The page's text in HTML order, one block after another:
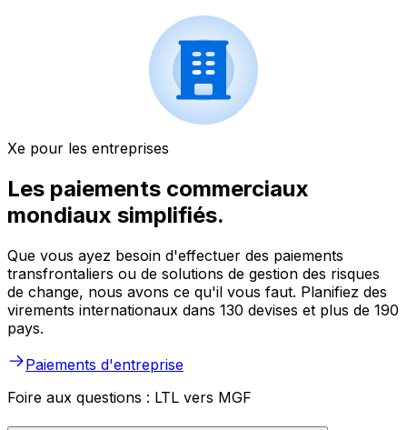
Xe pour les entreprises
Les paiements commerciaux
mondiaux simplifiés.
Que vous ayez besoin d'effectuer des paiements
transfrontaliers ou de solutions de gestion des risques
de change, nous avons ce qu'il vous faut. Planifiez des
virements internationaux dans 130 devises et plus de 190
pays.
Paiements d'entreprise
Foire aux questions : LTL vers MGF